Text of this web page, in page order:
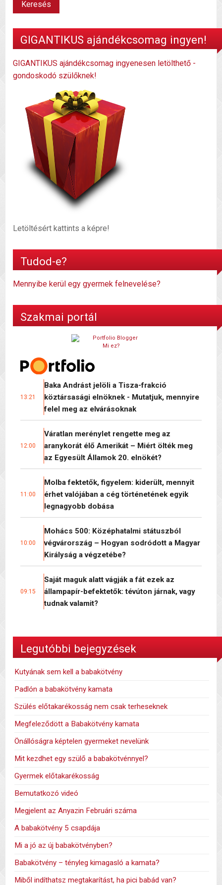
GIGANTIKUS ajándékcsomag ingyen!
GIGANTIKUS ajándékcsomag ingyenesen letölthető -
gondoskodó szülőknek!
Letöltésért kattints a képre!
Tudod-e?
Mennyibe kerül egy gyermek felnevelése?
Szakmai portál
Mi ez?
13:21
Baka Andrást jelöli a Tisza-frakció
köztársasági elnöknek - Mutatjuk, mennyire
felel meg az elvárásoknak
12:00
Váratlan merénylet rengette meg az
aranykorát élő Amerikát – Miért ölték meg
az Egyesült Államok 20. elnökét?
11:00
Molba fektetők, figyelem: kiderült, mennyit
érhet valójában a cég történetének egyik
legnagyobb dobása
10:00
Mohács 500: Középhatalmi státuszból
végvárország – Hogyan sodródott a Magyar
Királyság a végzetébe?
09:15
Saját maguk alatt vágják a fát ezek az
állampapír-befektetők: tévúton járnak, vagy
tudnak valamit?
Legutóbbi bejegyzések
Kutyának sem kell a babakötvény
Padlón a babakötvény kamata
Szülés előtakarékosság nem csak terheseknek
Megfeleződött a Babakötvény kamata
Önállóságra képtelen gyermeket nevelünk
Mit kezdhet egy szülő a babakötvénnyel?
Gyermek előtakarékosság
Bemutatkozó videó
Megjelent az Anyazin Februári száma
A babakötvény 5 csapdája
Mi a jó az új babakötvényben?
Babakötvény – tényleg kimagasló a kamata?
Miből indíthatsz megtakarítást, ha pici babád van?